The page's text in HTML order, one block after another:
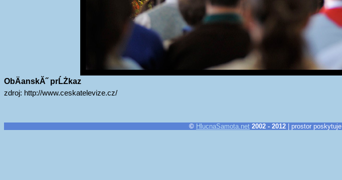
ObÄanskĂ˝ prĹŻkaz
zdroj: http://www.ceskatelevize.cz/
© HlucnaSamota.net 2002 - 2012 | prostor poskytuje